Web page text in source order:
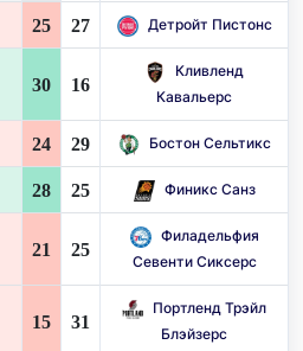
25 27 Детройт Пистонс
30 16
Кливленд
Кавальерс
24 29 Бостон Сельтикс
28 25 Финикс Санз
21 25
Филадельфия
Севенти Сиксерс
15 31
Портленд Трэйл
Блэйзерс